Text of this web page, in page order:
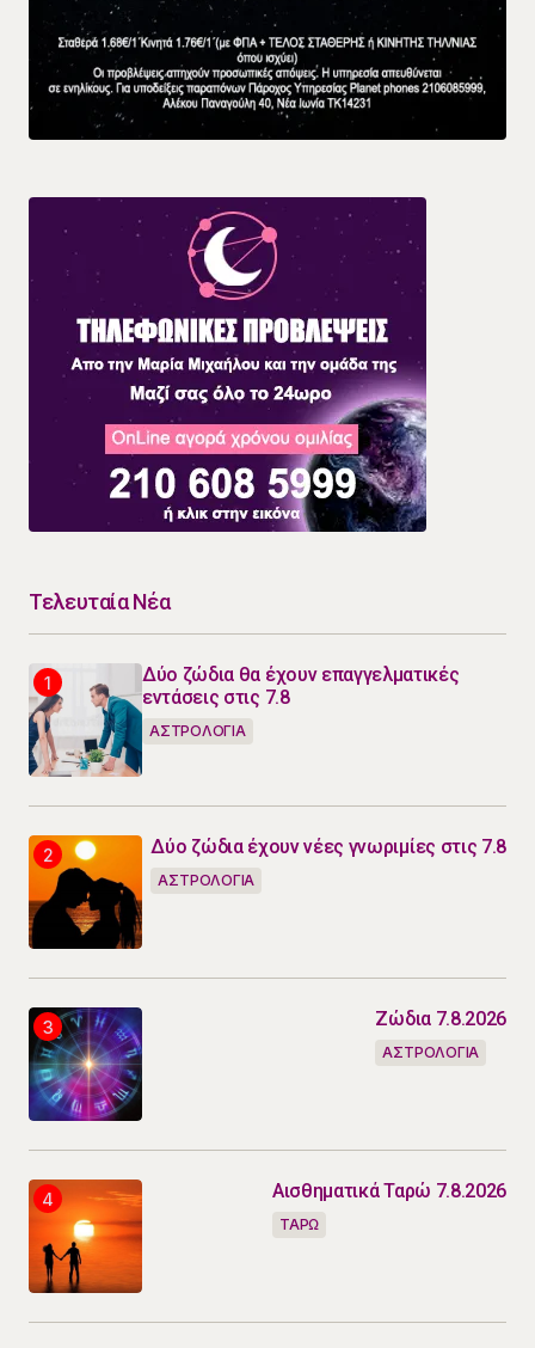
Τελευταία Νέα
Δύο ζώδια θα έχουν επαγγελματικές
εντάσεις στις 7.8
ΑΣΤΡΟΛΟΓΙΑ
Δύο ζώδια έχουν νέες γνωριμίες στις 7.8
ΑΣΤΡΟΛΟΓΙΑ
Ζώδια 7.8.2026
ΑΣΤΡΟΛΟΓΙΑ
Αισθηματικά Ταρώ 7.8.2026
ΤΑΡΩ